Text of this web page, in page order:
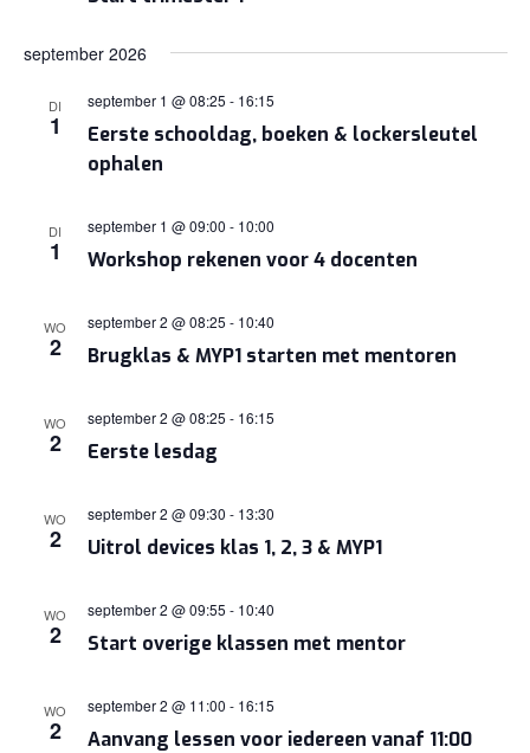
september 2026
DI
1
Eerste schooldag, boeken & lockersleutel
ophalen
september 1 @ 08:25 - 16:15
DI
1 Workshop rekenen voor 4 docenten
september 1 @ 09:00 - 10:00
WO
2 Brugklas & MYP1 starten met mentoren
september 2 @ 08:25 - 10:40
WO
2 Eerste lesdag
september 2 @ 08:25 - 16:15
WO
2 Uitrol devices klas 1, 2, 3 & MYP1
september 2 @ 09:30 - 13:30
WO
2 Start overige klassen met mentor
september 2 @ 09:55 - 10:40
WO
2
Aanvang lessen voor iedereen vanaf 11:00
september 2 @ 11:00 - 16:15